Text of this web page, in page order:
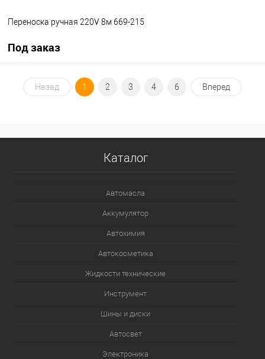
Переноска ручная 220V 8м 669-215
Под заказ
Под заказ
Назад 1 2 3 4 6 Вперед
Каталог
Автомасла
Аккумулятор
Автохимия
Автокосметика
Жидкости технические
Инструмент
Шины и диски
Автосвет
Электроника